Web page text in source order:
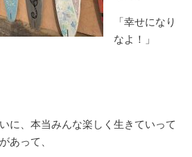
「幸せになり
なよ！」
に、本当みんな楽しく生きていって
あって、